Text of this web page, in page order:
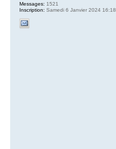
Messages: 1521
Inscription: Samedi 6 Janvier 2024 16:18